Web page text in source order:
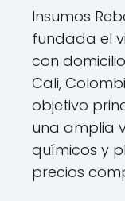
Insumos
fundada el
con
Cali,
objetivo
una amplia
químicos y
precios